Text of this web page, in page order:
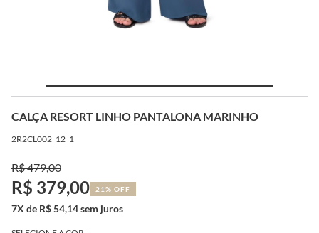
CALÇA RESORT LINHO PANTALONA MARINHO
2R2CL002_12_1
R$ 479,00
R$ 379,00 21% OFF
7X de R$ 54,14 sem juros